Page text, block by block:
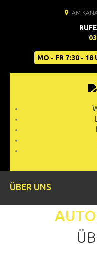
AM
MO - FR 7:30 - 18
ÜBER UNS